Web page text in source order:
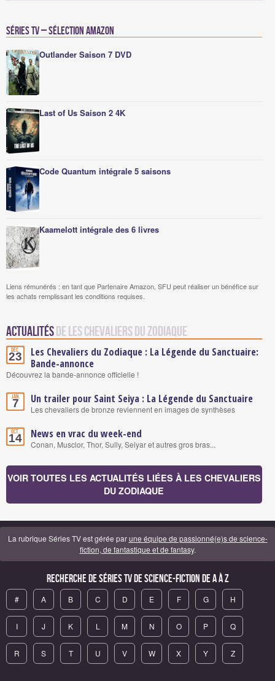
Séries TV – Sélection Amazon
Outlander Saison 7 DVD
Last of Us Saison 2 4K
Code Quantum intégrale 5 saisons
Kaamelott intégrale des 6 livres
Liens rémunérés : en tant que Partenaire Amazon, SFU peut réaliser un bénéfice sur
les achats remplissant les conditions requises.
Actualités de Les Chevaliers du Zodiaque
Déc.
23
Les Chevaliers du Zodiaque : La Légende du Sanctuaire:
Bande-annonce
Découvrez la bande-annonce officielle !
Jan.
7 Un trailer pour Saint Seiya : La Légende du Sanctuaire
Les chevaliers de bronze reviennent en images de synthèses
Oct.
14 News en vrac du week-end
Conan, Musclor, Thor, Sully, Seiyar et autres gros bras...
VOIR TOUTES LES ACTUALITÉS LIÉES À LES CHEVALIERS
DU ZODIAQUE
La rubrique Séries TV est gérée parune équipe de passionné(e)s de science-
fiction, de fantastique et de fantasy.
Recherche de Séries TV de science-fiction de A à Z
# A B C D E F G H
I J K L M N O P Q
R S T U V W X Y Z